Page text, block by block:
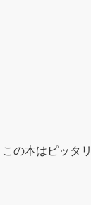
の本はピッタ